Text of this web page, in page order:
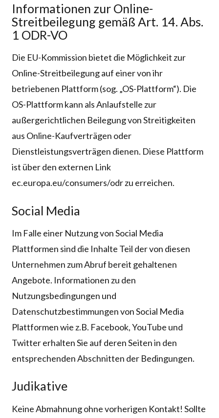
Informationen zur Online-
Streitbeilegung gemäß Art. 14. Abs.
1 ODR-VO
Die EU-Kommission bietet die Möglichkeit zur
Online-Streitbeilegung auf einer von ihr
betriebenen Plattform (sog. „OS-Plattform“). Die
OS-Plattform kann als Anlaufstelle zur
außergerichtlichen Beilegung von Streitigkeiten
aus Online-Kaufverträgen oder
Dienstleistungsverträgen dienen. Diese Plattform
ist über den externen Link
ec.europa.eu/consumers/odr zu erreichen.
Social Media
Im Falle einer Nutzung von Social Media
Plattformen sind die Inhalte Teil der von diesen
Unternehmen zum Abruf bereit gehaltenen
Angebote. Informationen zu den
Nutzungsbedingungen und
Datenschutzbestimmungen von Social Media
Plattformen wie z.B. Facebook, YouTube und
Twitter erhalten Sie auf deren Seiten in den
entsprechenden Abschnitten der Bedingungen.
Judikative
Keine Abmahnung ohne vorherigen Kontakt! Sollte